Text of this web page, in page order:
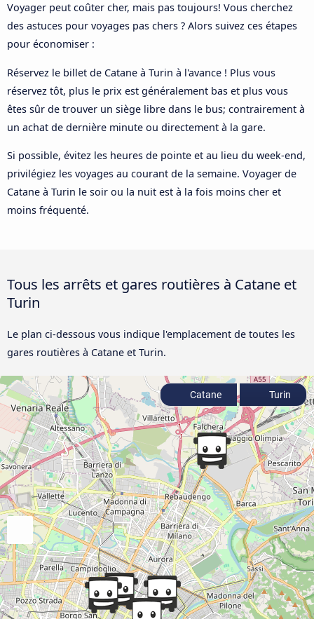
Voyager peut coûter cher, mais pas toujours! Vous cherchez
des astuces pour voyages pas chers ? Alors suivez ces étapes
pour économiser :
Réservez le billet de Catane à Turin à l'avance ! Plus vous
réservez tôt, plus le prix est généralement bas et plus vous
êtes sûr de trouver un siège libre dans le bus; contrairement à
un achat de dernière minute ou directement à la gare.
Si possible, évitez les heures de pointe et au lieu du week-end,
privilégiez les voyages au courant de la semaine. Voyager de
Catane à Turin le soir ou la nuit est à la fois moins cher et
moins fréquenté.
Tous les arrêts et gares routières à Catane et
Turin
Le plan ci-dessous vous indique l'emplacement de toutes les
gares routières à Catane et Turin.
Catane Turin